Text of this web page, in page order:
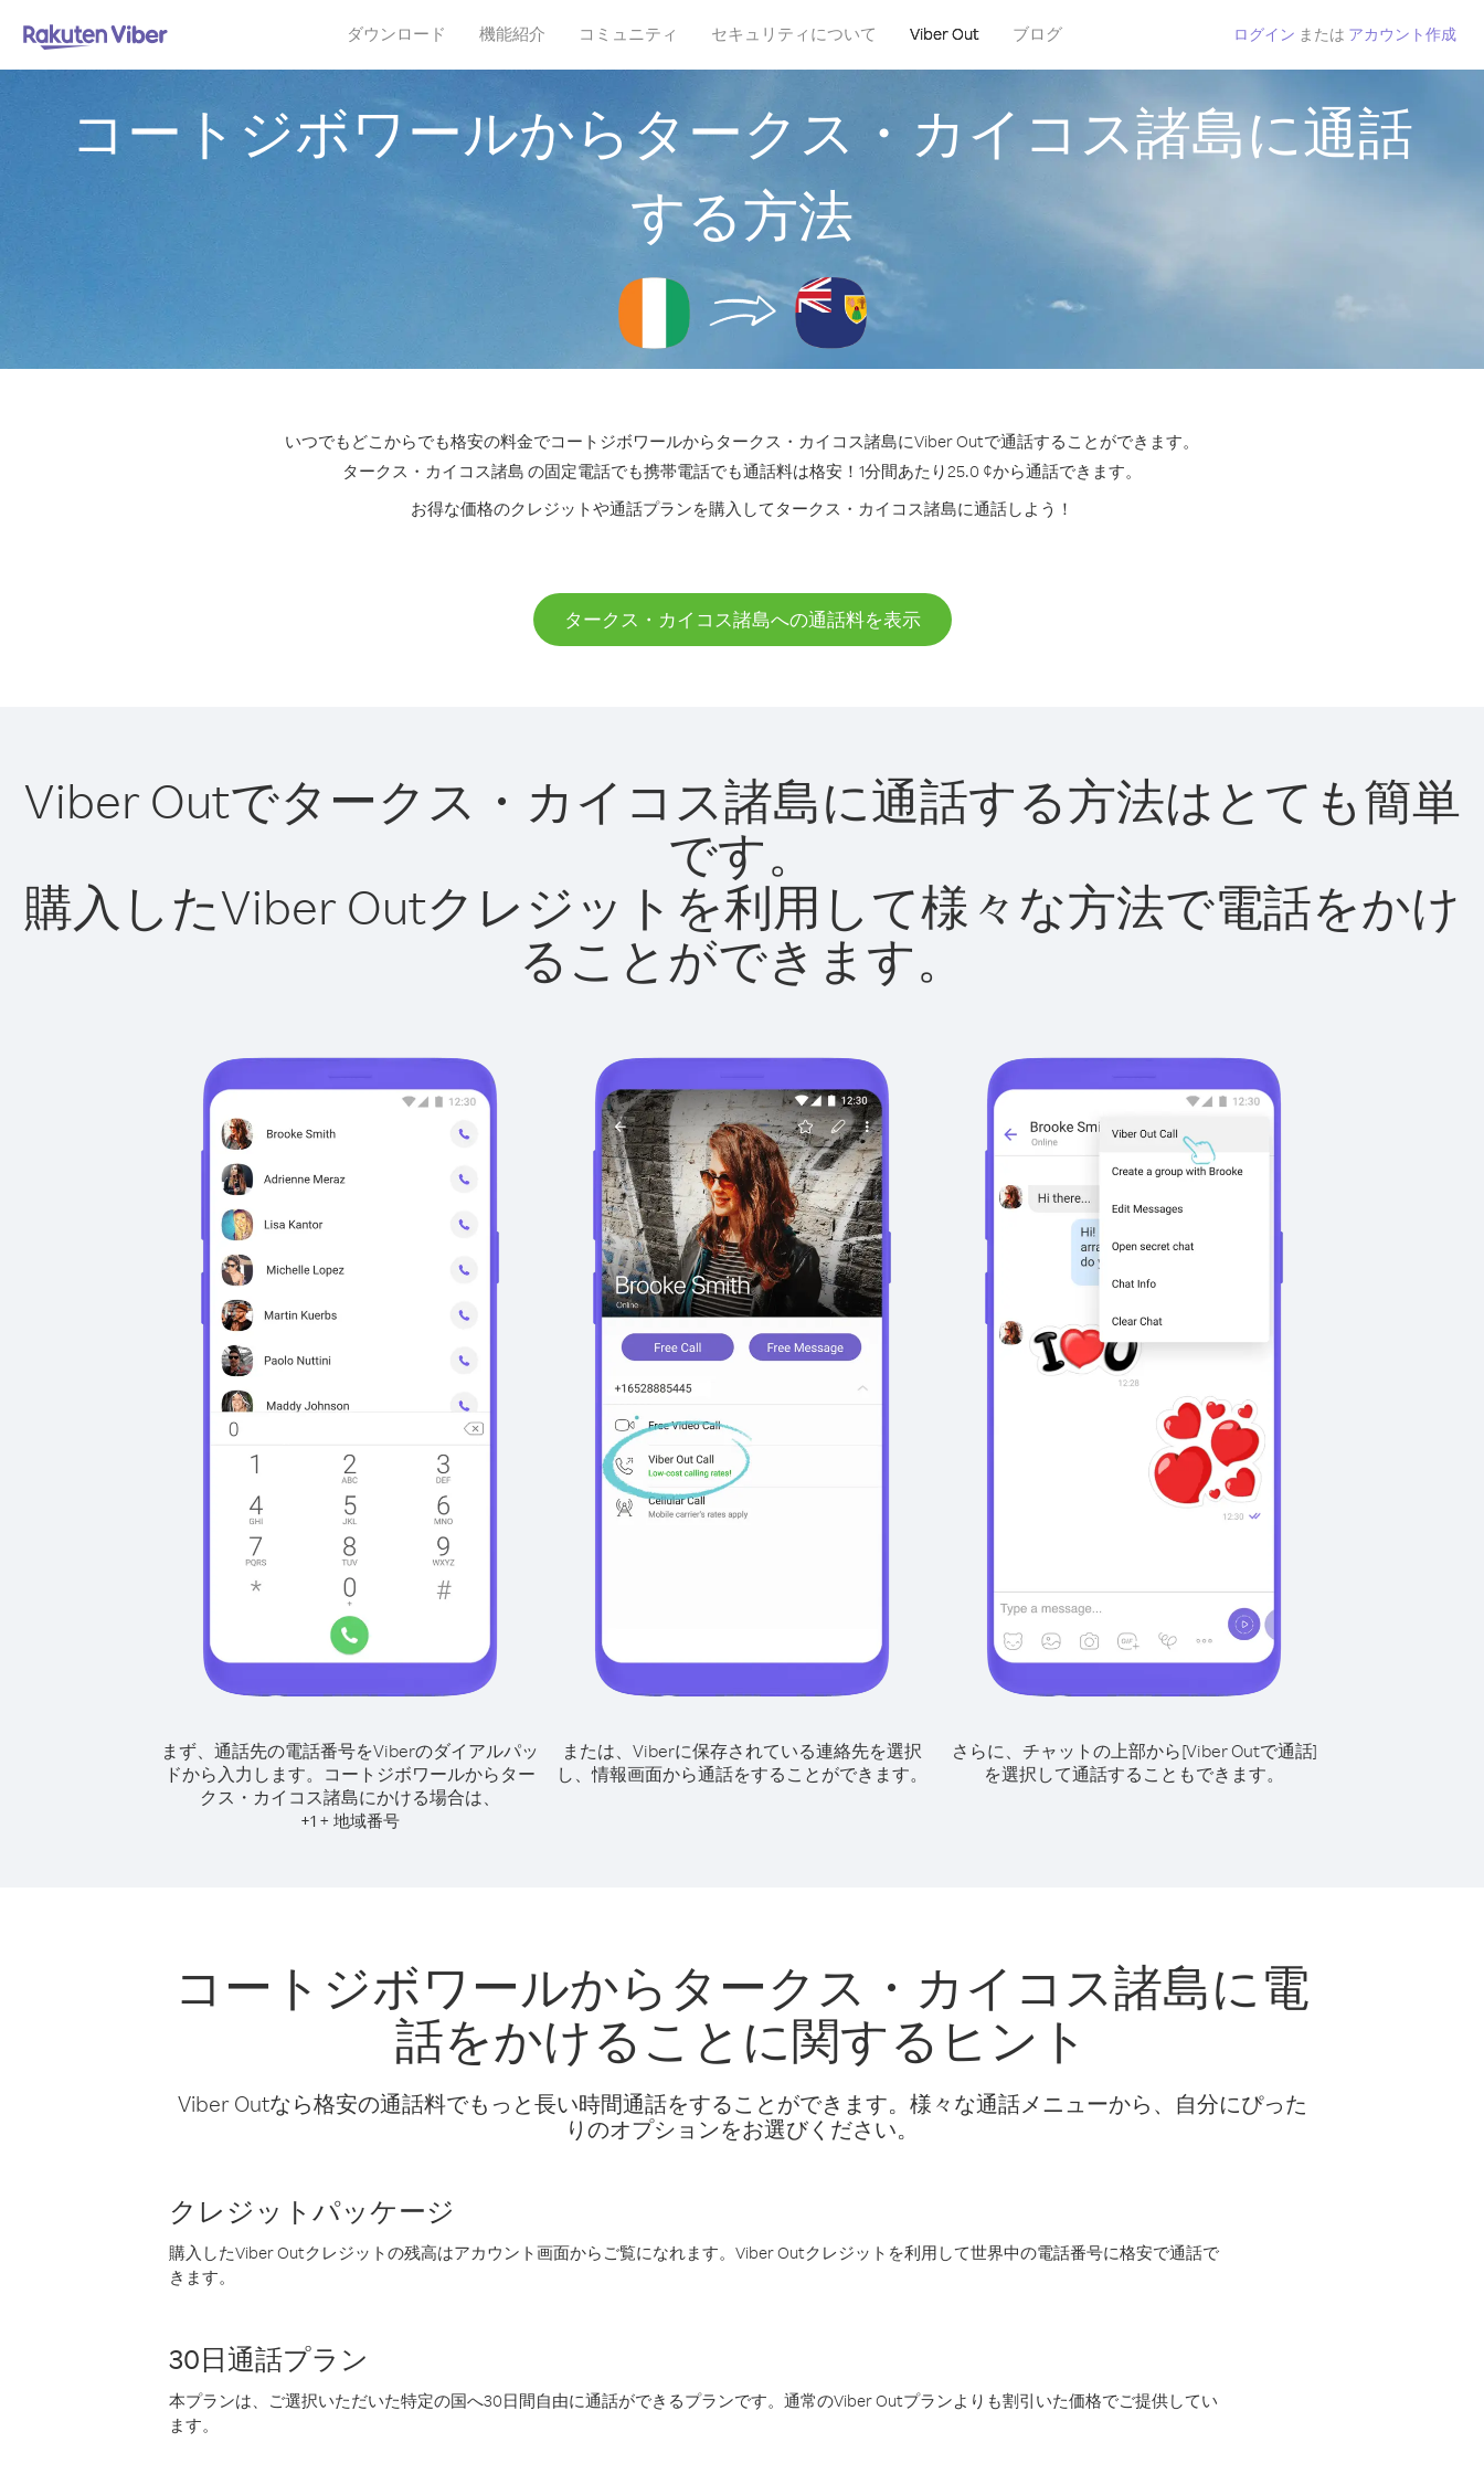
ダウンロード 機能紹介 コミュニティ セキュリティについて Viber Out ブログ ログイン または アカウント作成
コートジボワールからタークス・カイコス諸島に通話
する方法
いつでもどこからでも格安の料金でコートジボワールからタークス・カイコス諸島にViber Outで通話することができます。
タークス・カイコス諸島 の固定電話でも携帯電話でも通話料は格安！1分間あたり25.0 ¢から通話できます。
お得な価格のクレジットや通話プランを購入してタークス・カイコス諸島に通話しよう！
タークス・カイコス諸島への通話料を表示
Viber Outでタークス・カイコス諸島に通話する方法はとても簡単
です。
購入したViber Outクレジットを利用して様々な方法で電話をかけ
ることができます。
まず、通話先の電話番号をViberのダイアルパッ
ドから入力します。 コートジボワールからター
クス・カイコス諸島にかける場合は、
+1 + 地域番号
または、Viberに保存されている連絡先を選択
し、情報画面から通話をすることができます。
さらに、チャットの上部から[Viber Outで通話]
を選択して通話することもできます。
コートジボワールからタークス・カイコス諸島に電
話をかけることに関するヒント
Viber Outなら格安の通話料でもっと長い時間通話をすることができます。様々な通話メニューから、自分にぴった
りのオプションをお選びください。
クレジットパッケージ
購入したViber Outクレジットの残高はアカウント画面からご覧になれます。Viber Outクレジットを利用して世界中の電話番号に格安で通話で
きます。
30日通話プラン
本プランは、ご選択いただいた特定の国へ30日間自由に通話ができるプランです。通常のViber Outプランよりも割引いた価格でご提供してい
ます。